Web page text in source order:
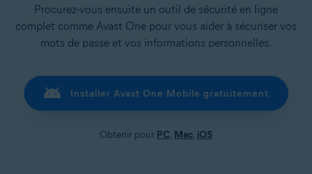
Procurez-vous ensuite un outil de sécurité en ligne
complet comme Avast One pour vous aider à sécuriser vos
mots de passe et vos informations personnelles.
Installer Avast One Mobile gratuitement
Obtenir pour PC, Mac, iOS